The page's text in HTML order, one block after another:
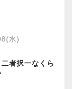
水)
者択一なくら